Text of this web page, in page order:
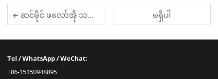
ဆင်မိုင် ဖလော်အို သည် တရုတ် (ယီဝူ) နိုင်ငံ နိုင်ငံခြားကုန်သွယ်ရေးစက်ရုံပြပွဲ ၂၀၂၅ တွင် ပါဝင်ခဲ့ပါသည်။ မရှိပါ
Tel / WhatsApp / WeChat:
+86-15150948895